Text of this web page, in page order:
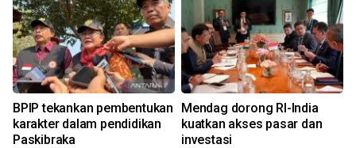
BPIP tekankan pembentukan
karakter dalam pendidikan
Paskibraka
Mendag dorong RI-India
kuatkan akses pasar dan
investasi